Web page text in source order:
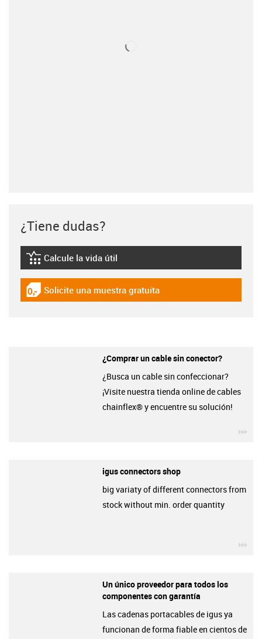
¿Tiene dudas?
igus-icon-lebensdauerrechner
Calcule la vida útil
igus-icon-gratismuster
Solicite una muestra gratuita
¿Comprar un cable sin conector?
¿Busca un cable sin confeccionar?
¡Visite nuestra tienda online de cables
chainflex® y encuentre su solución!
igus connectors shop
big variaty of different connectors from
stock without min. order quantity
Un único proveedor para todos los
componentes con garantía
Las cadenas portacables de igus ya
funcionan de forma fiable en cientos de